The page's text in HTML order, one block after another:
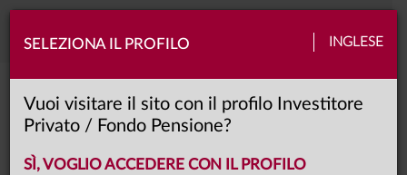
SELEZIONA IL PROFILO INGLESE
Vuoi visitare il sito con il profilo Investitore
Privato / Fondo Pensione?
SÌ, VOGLIO ACCEDERE CON IL PROFILO
Toggle
Video center